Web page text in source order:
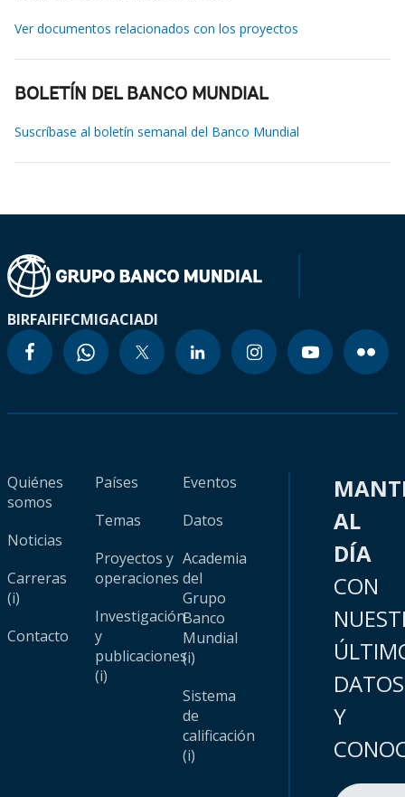
Ver documentos relacionados con los proyectos
BOLETÍN DEL BANCO MUNDIAL
Suscríbase al boletín semanal del Banco Mundial
BIRFAIFIFCMIGACIADI
Quiénes
somos
Noticias
Carreras
(i)
Contacto
Países
Temas
Proyectos y
operaciones
Investigación
y
publicaciones
(i)
Eventos
Datos
Academia
del
Grupo
Banco
Mundial
(i)
Sistema
de
calificación
(i)
AL
DÍA
CON
DATOS
Y